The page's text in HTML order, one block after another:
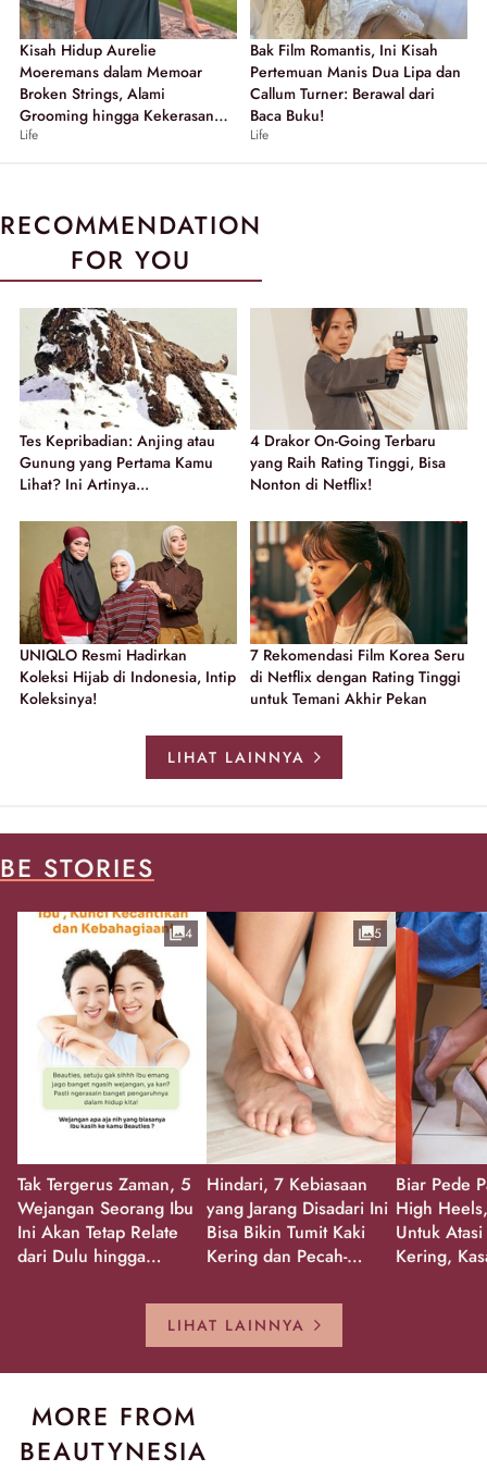
Kisah Hidup Aurelie
Moeremans dalam Memoar
Broken Strings, Alami
Grooming hingga Kekerasan
Seksual
Life
Bak Film Romantis, Ini Kisah
Pertemuan Manis Dua Lipa dan
Callum Turner: Berawal dari
Baca Buku!
Life
RECOMMENDATION
FOR YOU
Tes Kepribadian: Anjing atau
Gunung yang Pertama Kamu
Lihat? Ini Artinya...
4 Drakor On-Going Terbaru
yang Raih Rating Tinggi, Bisa
Nonton di Netflix!
UNIQLO Resmi Hadirkan
Koleksi Hijab di Indonesia, Intip
Koleksinya!
7 Rekomendasi Film Korea Seru
di Netflix dengan Rating Tinggi
untuk Temani Akhir Pekan
LIHAT LAINNYA
BE STORIES
Tak Tergerus Zaman, 5
Wejangan Seorang Ibu
Ini Akan Tetap Relate
dari Dulu hingga
4
Hindari, 7 Kebiasaan
yang Jarang Disadari Ini
Bisa Bikin Tumit Kaki
Kering dan Pecah-
5
Biar Pede
High
Untuk
Kering,
LIHAT LAINNYA
MORE FROM
BEAUTYNESIA